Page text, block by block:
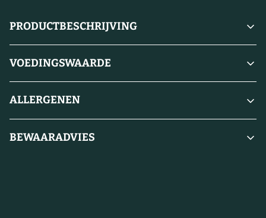
PRODUCTBESCHRIJVING
VOEDINGSWAARDE
ALLERGENEN
BEWAARADVIES